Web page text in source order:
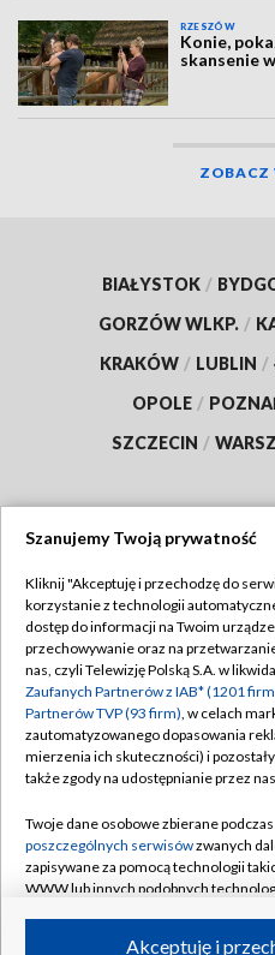
RZESZÓW
Konie,
skansenie
ZOBACZ
BIAŁYSTOK /
GORZÓW WLKP. /
KRAKÓW / LUBLIN /
OPOLE /
SZCZECIN /
Abonament TVP
Emisja w TVP
Centrum informacji TVP
Naziemna Telewizja
Rada Programowa
System NOS
Informacje o nadawcy
Polityka
Moje
Szanujemy Twoją prywatność
Kliknij "Akceptuję i przechodzę do
korzystanie z technologii
dostęp do informacji na Twoim
przechowywanie oraz na
nas, czyli Telewizję Polską S.A. w
Zaufanych Partnerów z IAB* (1201
Partnerów TVP (93 firm), w celach
zautomatyzowanego dopasowania
mierzenia ich skuteczności) i
także zgody na udostępnianie przez
Twoje dane osobowe zbierane
poszczególnych serwisówzwanych
zapisywane za pomocą technologii
WWW lub innych podobnych
Akceptuję i